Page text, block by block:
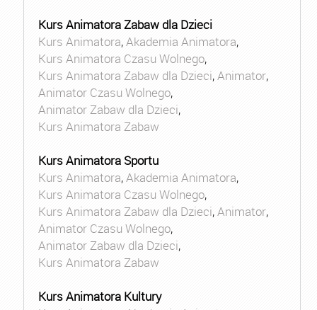
Kurs Animatora Zabaw dla Dzieci
Kurs Animatora,Akademia Animatora,
Kurs Animatora Czasu Wolnego,
Kurs Animatora Zabaw dla Dzieci,Animator,
Animator Czasu Wolnego,
Animator Zabaw dla Dzieci,
Kurs Animatora Zabaw
Kurs Animatora Sportu
Kurs Animatora,Akademia Animatora,
Kurs Animatora Czasu Wolnego,
Kurs Animatora Zabaw dla Dzieci,Animator,
Animator Czasu Wolnego,
Animator Zabaw dla Dzieci,
Kurs Animatora Zabaw
Kurs Animatora Kultury